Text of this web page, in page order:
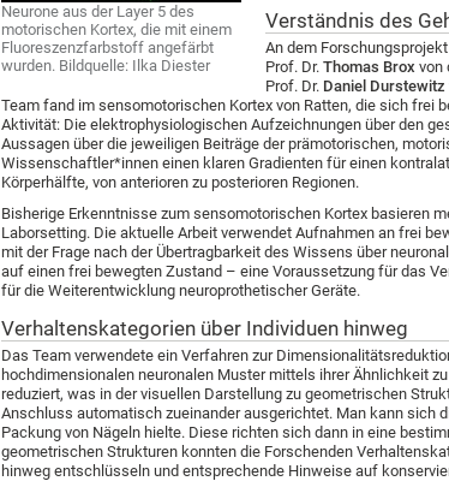
Neurone aus der Layer 5 des
motorischen Kortex, die mit einem
Fluoreszenzfarbstoff angefärbt
wurden. Bildquelle: Ilka Diester
Verständnis des
An dem
Prof. Dr. Thomas Brox von
Prof. Dr. Daniel Durstewitz
Team fand im sensomotorischen Kortex von Ratten, die sich frei
Aktivität: Die elektrophysiologischen Aufzeichnungen über den
Aussagen über die jeweiligen Beiträge der prämotorischen,
Wissenschaftler*innen einen klaren Gradienten für einen
Körperhälfte, von anterioren zu posterioren Regionen.
Bisherige Erkenntnisse zum sensomotorischen Kortex basieren
Laborsetting. Die aktuelle Arbeit verwendet Aufnahmen an frei
mit der Frage nach der Übertragbarkeit des Wissens über
auf einen frei bewegten Zustand – eine Voraussetzung für das
für die Weiterentwicklung neuroprothetischer Geräte.
Verhaltenskategorien über Individuen hinweg
Das Team verwendete ein Verfahren zur
hochdimensionalen neuronalen Muster mittels ihrer Ähnlichkeit
reduziert, was in der visuellen Darstellung zu geometrischen
Anschluss automatisch zueinander ausgerichtet. Man kann sich
Packung von Nägeln hielte. Diese richten sich dann in eine
geometrischen Strukturen konnten die Forschenden
hinweg entschlüsseln und entsprechende Hinweise auf